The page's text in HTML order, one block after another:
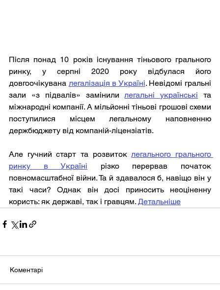
Після понад 10 років існування тіньового грального
ринку, у серпні 2020 року відбулася його
довгоочікувана легалізація в Україні. Невідомі гральні
зали «з підвалів» замінили легальні українські та
міжнародні компанії. А мільйонні тіньові грошові схеми
поступилися місцем легальному наповненню
держбюджету від компаній-ліцензіатів.
Але гучний старт та розвиток легального грального
ринку в Україні різко перервав початок
повномасштабної війни. Та й здавалося б, навіщо він у
такі часи? Однак він досі приносить неоціненну
користь: як державі, так і гравцям. Детальніше
Коментарі